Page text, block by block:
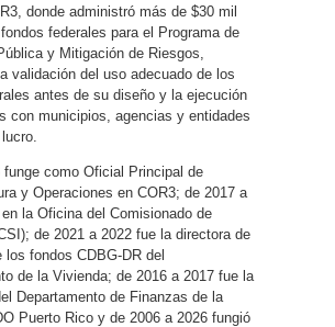
donde administró más de $30 mil
federales para el Programa de
y Mitigación de Riesgos,
validación del uso adecuado de los
antes de su diseño y la ejecución
con municipios, agencias y entidades
funge como Oficial Principal de
y Operaciones en COR3; de 2017 a
la Oficina del Comisionado de
de 2021 a 2022 fue la directora de
los fondos CDBG-DR del
de la Vivienda; de 2016 a 2017 fue la
Departamento de Finanzas de la
Puerto Rico y de 2006 a 2026 fungió